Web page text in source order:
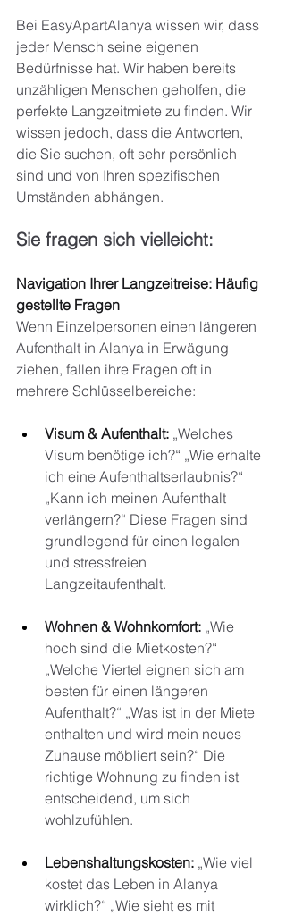
Bei EasyApartAlanya wissen wir, dass
jeder Mensch seine eigenen
Bedürfnisse hat. Wir haben bereits
unzähligen Menschen geholfen, die
perfekte Langzeitmiete zu finden. Wir
wissen jedoch, dass die Antworten,
die Sie suchen, oft sehr persönlich
sind und von Ihren spezifischen
Umständen abhängen.
Sie fragen sich vielleicht:
Navigation Ihrer Langzeitreise: Häufig
gestellte Fragen
Wenn Einzelpersonen einen längeren
Aufenthalt in Alanya in Erwägung
ziehen, fallen ihre Fragen oft in
mehrere Schlüsselbereiche:
Visum & Aufenthalt: „Welches
Visum benötige ich?“ „Wie erhalte
ich eine Aufenthaltserlaubnis?“
„Kann ich meinen Aufenthalt
verlängern?“ Diese Fragen sind
grundlegend für einen legalen
und stressfreien
Langzeitaufenthalt.
Wohnen & Wohnkomfort: „Wie
hoch sind die Mietkosten?“
„Welche Viertel eignen sich am
besten für einen längeren
Aufenthalt?“ „Was ist in der Miete
enthalten und wird mein neues
Zuhause möbliert sein?“ Die
richtige Wohnung zu finden ist
entscheidend, um sich
wohlzufühlen.
Lebenshaltungskosten: „Wie viel
kostet das Leben in Alanya
wirklich?“ „Wie sieht es mit